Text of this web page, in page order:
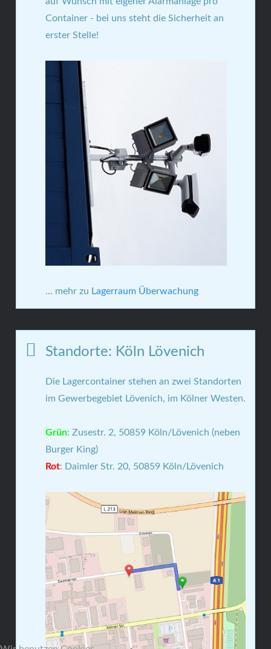
Container - bei uns steht die Sicherheit an
erster Stelle!
... mehr zu Lagerraum Überwachung
Standorte: Köln Lövenich
Die Lagercontainer stehen an zwei Standorten
im Gewerbegebiet Lövenich, im Kölner Westen.
Grün: Zusestr. 2, 50859 Köln/Lövenich (neben
Burger King)
Rot: Daimler Str. 20, 50859 Köln/Lövenich